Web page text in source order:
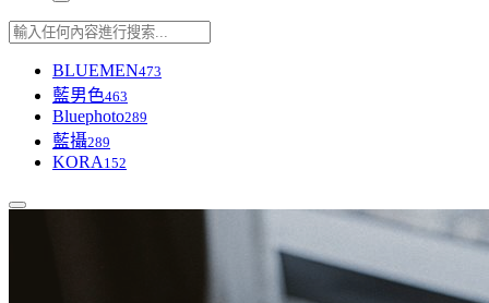
BLUEMEN473
藍男色463
Bluephoto289
藍攝289
KORA 152